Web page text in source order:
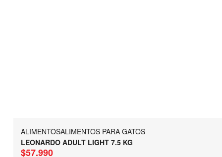
ALIMENTOSALIMENTOS PARA GATOS
LEONARDO ADULT LIGHT 7.5 KG
$57.990